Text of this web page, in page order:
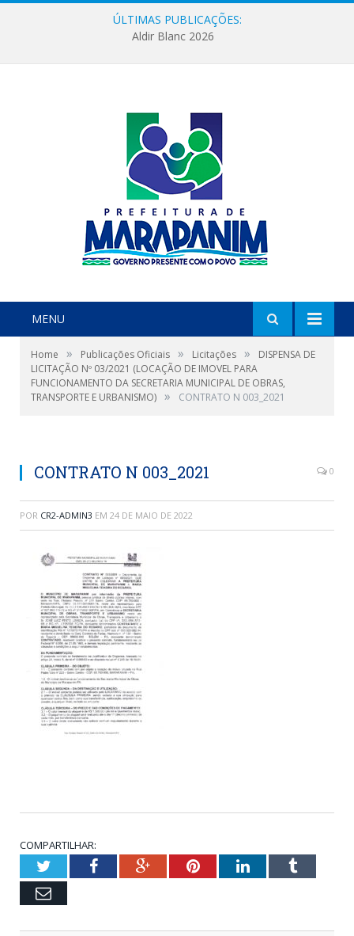
ÚLTIMAS PUBLICAÇÕES:
Aldir Blanc 2026
MENU
Home » Publicações Oficiais » Licitações »
DISPENSA DE
LICITAÇÃO Nº 03/2021 (LOCAÇÃO DE IMOVEL PARA
FUNCIONAMENTO DA SECRETARIA MUNICIPAL DE OBRAS,
TRANSPORTE E URBANISMO) » CONTRATO N 003_2021
CONTRATO N 003_2021 0
POR CR2-ADMIN3 EM 24 DE MAIO DE 2022
COMPARTILHAR:
TwitterFacebookGoogle+PinterestLinkedInTumblr
Email